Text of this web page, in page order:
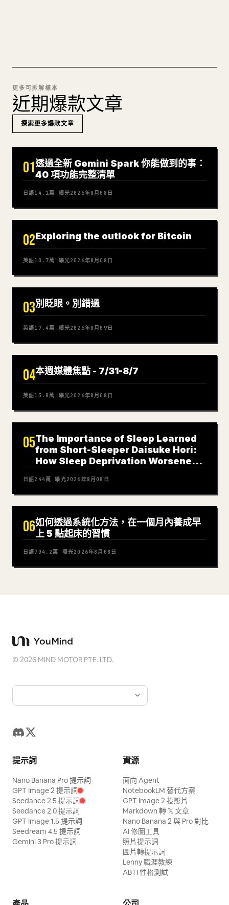
更多可拆解樣本
近期爆款文章
探索更多爆款文章
01透過全新 Gemini Spark 你能做到的事：
40 項功能完整清單
日語14.1萬 曝光2026年8月08日
02Exploring the outlook for Bitcoin
英語10.7萬 曝光2026年8月08日
03別眨眼。別錯過
英語17.4萬 曝光2026年8月09日
04本週媒體焦點 - 7/31-8/7
英語13.8萬 曝光2026年8月08日
05The Importance of Sleep Learned
from Short-Sleeper Daisuke Hori:
How Sleep Deprivation Worsened
日語244萬 曝光2026年8月08日
06如何透過系統化方法，在一個月內養成早
上 5 點起床的習慣
日語704.2萬 曝光2026年8月08日
©2026 MIND MOTOR PTE. LTD.
提示詞
Nano Banana Pro 提示詞
GPT Image 2 提示詞
Seedance 2.5 提示詞
Seedance 2.0 提示詞
GPT Image 1.5 提示詞
Seedream 4.5 提示詞
Gemini 3 Pro 提示詞
資源
面向 Agent
NotebookLM 替代方案
GPT Image 2 投影片
Markdown 轉 𝕏 文章
Nano Banana 2 與 Pro 對比
AI 修圖工具
照片提示詞
圖片轉提示詞
Lenny 職涯教練
ABTI 性格測試